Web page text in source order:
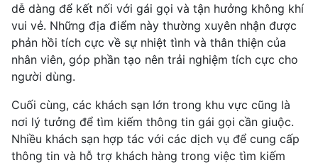
dễ dàng để kết nối với gái gọi và tận hưởng không khí
vui vẻ. Những địa điểm này thường xuyên nhận được
phản hồi tích cực về sự nhiệt tình và thân thiện của
nhân viên, góp phần tạo nên trải nghiệm tích cực cho
người dùng.
Cuối cùng, các khách sạn lớn trong khu vực cũng là
nơi lý tưởng để tìm kiếm thông tin gái gọi cần giuộc.
Nhiều khách sạn hợp tác với các dịch vụ để cung cấp
thông tin và hỗ trợ khách hàng trong việc tìm kiếm